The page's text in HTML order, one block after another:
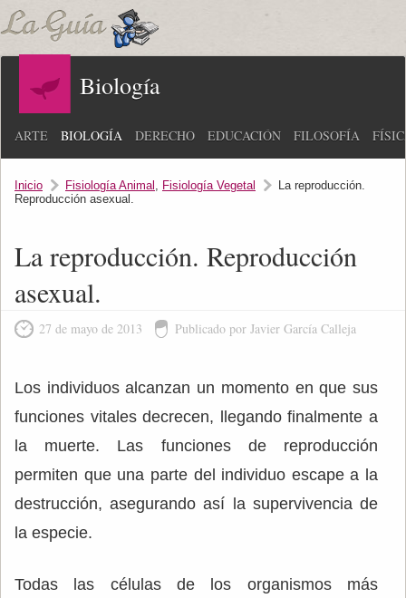
Biología
ARTE BIOLOGÍA DERECHO EDUCACIÓN FILOSOFÍA
Inicio Fisiología Animal , Fisiología Vegetal
La reproducción.
Reproducción asexual.
La reproducción. Reproducción
asexual.
27 de mayo de 2013 Publicado por Javier García Calleja
Los individuos alcanzan un momento en que sus
funciones vitales decrecen, llegando finalmente a
la muerte. Las funciones de reproducción
permiten que una parte del individuo escape a la
destrucción, asegurando así la supervivencia de
la especie.
Todas las células de los organismos más